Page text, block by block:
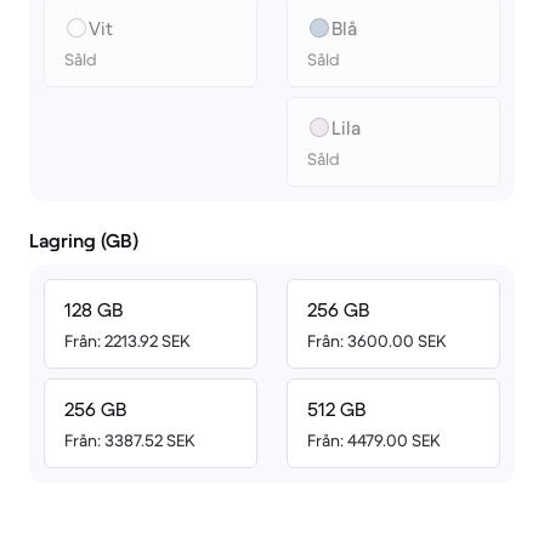
Vit
Såld
Blå
Såld
Lila
Såld
Lagring (GB)
128 GB
Från: 2213.92 SEK
256 GB
Från: 3387.52 SEK
256 GB
Från: 3600.00 SEK
512 GB
Från: 4479.00 SEK